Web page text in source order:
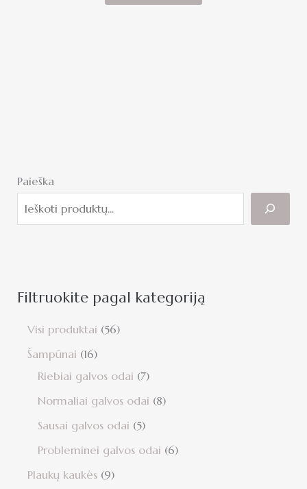
Paieška
Filtruokite pagal kategoriją
Visi produktai 56
Šampūnai 16
Riebiai galvos odai 7
Normaliai galvos odai 8
Sausai galvos odai 5
Probleminei galvos odai 6
Plaukų kaukės 9